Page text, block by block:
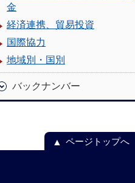
金
経済連携、貿易投資
国際協力
地域別・国別
バックナンバー
ページトップへ